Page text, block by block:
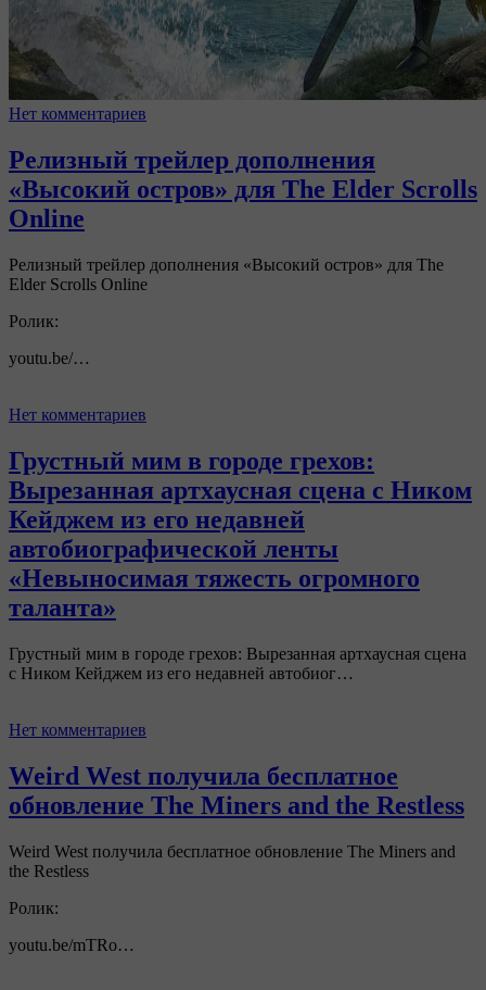
Нет комментариев
Релизный трейлер дополнения
«Высокий остров» для The Elder Scrolls
Online
Релизный трейлер дополнения «Высокий остров» для The
Elder Scrolls Online
Ролик:
youtu.be/…
Нет комментариев
Грустный мим в городе грехов:
Вырезанная артхаусная сцена с Ником
Кейджем из его недавней
автобиографической ленты
«Невыносимая тяжесть огромного
таланта»
Грустный мим в городе грехов: Вырезанная артхаусная сцена
с Ником Кейджем из его недавней автобиог…
Нет комментариев
Weird West получила бесплатное
обновление The Miners and the Restless
Weird West получила бесплатное обновление The Miners and
the Restless
Ролик:
youtu.be/mTRo…